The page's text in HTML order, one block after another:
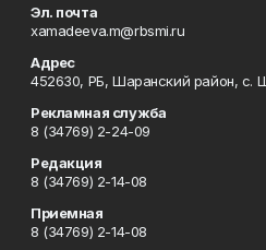
Эл. почта
xamadeeva.m@rbsmi.ru
Адрес
452630, РБ, Шаранский район, с.
Рекламная служба
8 (34769) 2-24-09
Редакция
8 (34769) 2-14-08
Приемная
8 (34769) 2-14-08